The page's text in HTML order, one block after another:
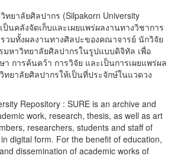
ลัยศิลปากร (Silpakorn University
ป็นคลังจัดเก็บและเผยแพร่ผลงานทางวิชาการ
วมทั้งผลงานทางศิลปะของคณาจารย์ นักวิจัย
หาวิทยาลัยศิลปากรในรูปแบบดิจิทัล เพื่อ
การค้นคว้า การวิจัย และเป็นการเผยแพร่ผล
ทยาลัยศิลปากรให้เป็นที่ประจักษ์ในแวดวง
Repository : SURE is an archive and
work, research, thesis, as well as art
researchers, students and staff of
digital form. For the benefit of education,
dissemination of academic works of